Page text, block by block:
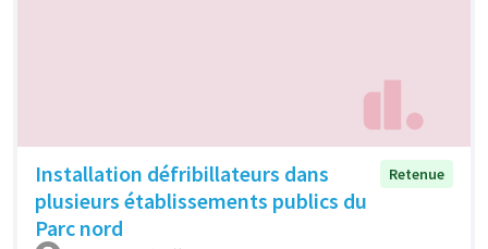
Installation défribillateurs dans
plusieurs établissements publics du
Parc nord
Retenue